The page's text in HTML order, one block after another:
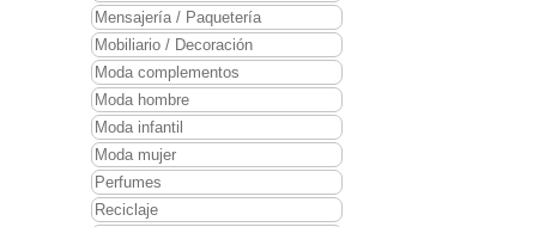
Mensajería / Paquetería
Mobiliario / Decoración
Moda complementos
Moda hombre
Moda infantil
Moda mujer
Perfumes
Reciclaje